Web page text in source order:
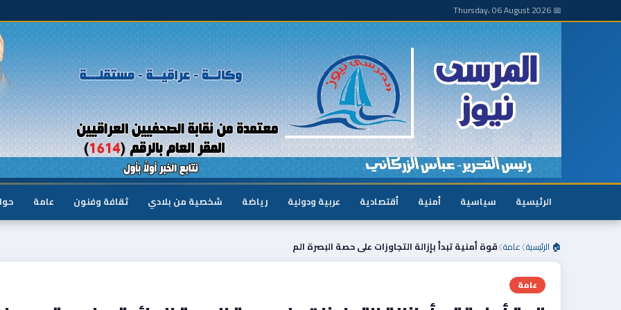
📅 Thursday، 06 August 2026
الرئيسية سياسية أمنية أقتصادية عربية ودولية رياضة شخصية من بلادي ثقافة وفنون عامة
🏠 الرئيسية❯عامة❯قوة أمنية تبدأ بإزالة التجاوزات على حصة البصرة الم
عامة